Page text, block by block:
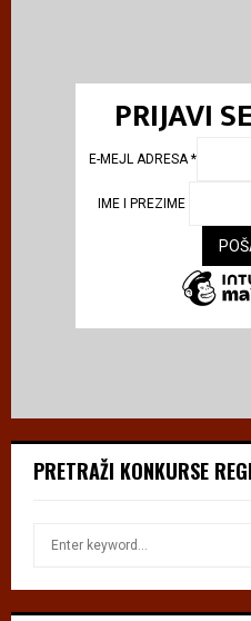
PRIJAVI
E-MEJL ADRESA*
IME I PREZIME
PRETRAŽI KONKURSE